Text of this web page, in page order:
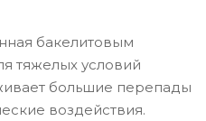
бакелитовым
тяжелых условий
большие перепады
воздействия.